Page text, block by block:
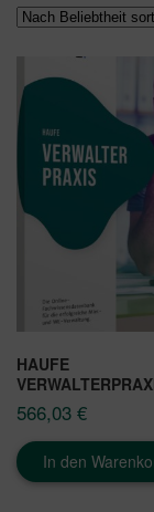
HAUFE
566,03 €
In den